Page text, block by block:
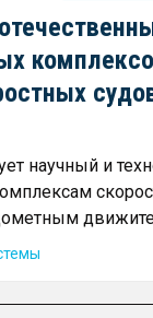
научный и